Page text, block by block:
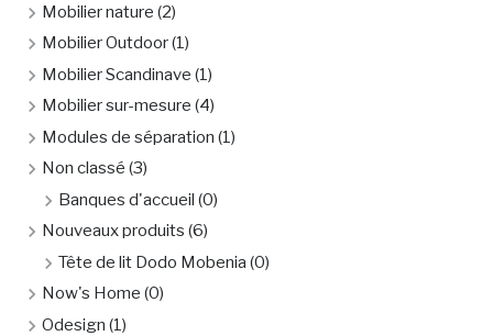
Mobilier nature (2)
Mobilier Outdoor(1)
Mobilier Scandinave (1)
Mobilier sur-mesure (4)
Modules de séparation (1)
Non classé (3)
Banques d'accueil (0)
Nouveaux produits (6)
Tête de lit Dodo Mobenia (0)
Now's Home (0)
Odesign (1)